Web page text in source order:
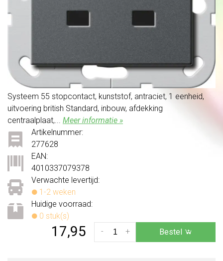
Systeem 55 stopcontact, kunststof, antraciet, 1 eenheid,
uitvoering british Standard, inbouw, afdekking
centraalplaat,... Meer informatie »
Verwachte levertijd:
1-2 weken
Huidige voorraad:
0 stuk(s)
Artikelnummer:
277628
EAN:
4010337079378
17,95 +
- Bestel